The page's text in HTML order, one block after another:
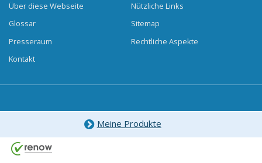
Über diese Webseite
Glossar
Presseraum
Kontakt
Nützliche Links
Sitemap
Rechtliche Aspekte
Meine Produkte